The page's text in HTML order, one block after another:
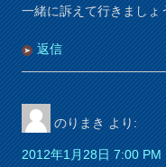
一緒に訴えて行きましょ
返信
のりまき より:
2012年1月28日 7:00 PM